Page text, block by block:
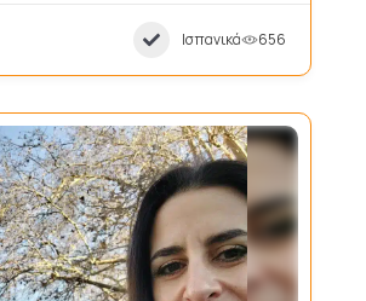
Ισπανικά 656